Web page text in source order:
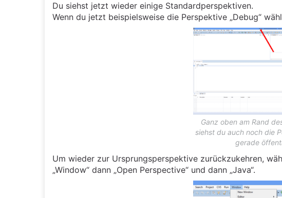
Du siehst jetzt wieder einige Standardperspektiven.
Wenn du jetzt beispielsweise die Perspektive „Debug“
Ganz oben am Rand
siehst du auch noch die
gerade
Um wieder zur Ursprungsperspektive zurückzukehren,
„Window“ dann „Open Perspective“ und dann „Java“.